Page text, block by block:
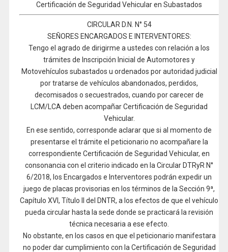
Certificación de Seguridad Vehicular en Subastados
CIRCULAR D.N. N° 54
SEÑORES ENCARGADOS E INTERVENTORES:
Tengo el agrado de dirigirme a ustedes con relación a los
trámites de Inscripción Inicial de Automotores y
Motovehículos subastados u ordenados por autoridad judicial
por tratarse de vehículos abandonados, perdidos,
decomisados o secuestrados, cuando por carecer de
LCM/LCA deben acompañar Certificación de Seguridad
Vehicular.
En ese sentido, corresponde aclarar que si al momento de
presentarse el trámite el peticionario no acompañare la
correspondiente Certificación de Seguridad Vehicular, en
consonancia con el criterio indicado en la Circular DTRyR N°
6/2018, los Encargados e Interventores podrán expedir un
juego de placas provisorias en los términos de la Sección 9ª,
Capítulo XVI, Título II del DNTR, a los efectos de que el vehículo
pueda circular hasta la sede donde se practicará la revisión
técnica necesaria a ese efecto.
No obstante, en los casos en que el peticionario manifestara
no poder dar cumplimiento con la Certificación de Seguridad